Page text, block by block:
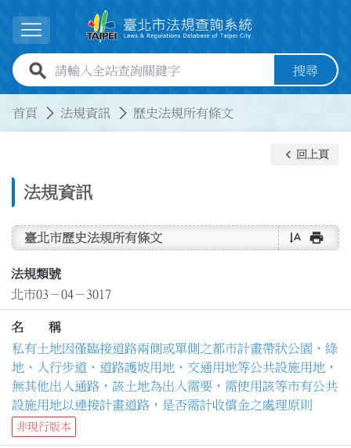
展開選單
全站查詢關鍵字欄位 搜尋
首頁 法規資訊 歷史法規所有條文
法規資訊
keyboard_arrow_left 回上頁
臺北市歷史法規所有條文 text_rotate_vertical print
法規類號
北市03－04－3017
名 稱
私有土地因僅臨接道路兩側或單側之都市計畫帶狀公園、綠
地、人行步道、道路護坡用地、交通用地等公共設施用地，
無其他出入通路，該土地為出入需要，需使用該等市有公共
設施用地以連接計畫道路，是否需計收償金之處理原則
非現行版本